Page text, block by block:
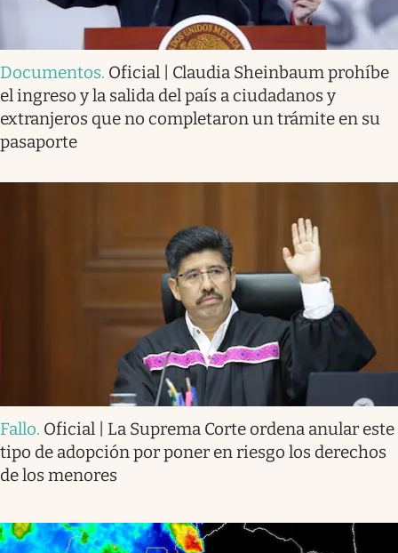
Documentos. Oficial | Claudia Sheinbaum prohíbe
el ingreso y la salida del país a ciudadanos y
extranjeros que no completaron un trámite en su
pasaporte
Fallo. Oficial | La Suprema Corte ordena anular este
tipo de adopción por poner en riesgo los derechos
de los menores